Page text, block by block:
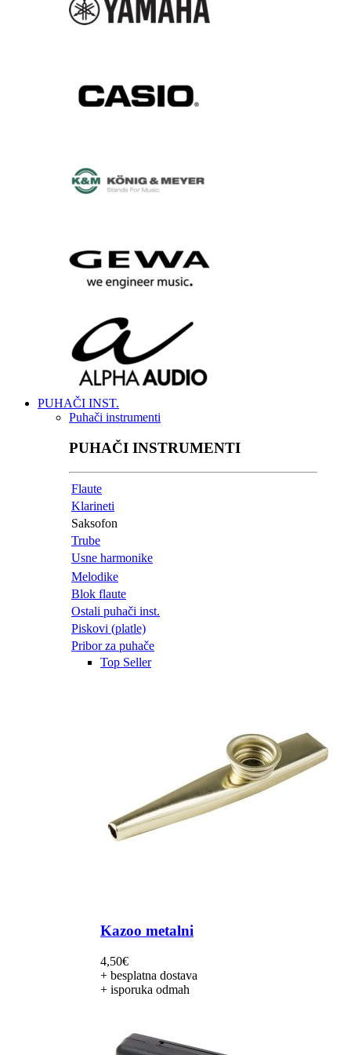
PUHAČI INST.
Puhači instrumenti
PUHAČI INSTRUMENTI
Flaute
Klarineti
Saksofon
Trube
Usne harmonike
Melodike
Blok flaute
Ostali puhači inst.
Piskovi (platle)
Pribor za puhače
Top Seller
Kazoo metalni
4,50€
+ besplatna dostava
+ isporuka odmah